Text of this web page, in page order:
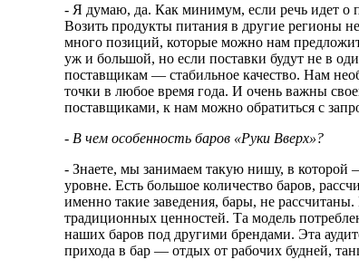
- Я думаю, да. Как минимум, если речь идет о
Возить продукты питания в другие регионы
много позиций, которые можно нам
уж и большой, но если поставки будут не в
поставщикам — стабильное качество. Нам
точки в любое время года. И очень важны
поставщиками, к нам можно обратиться с
- В чем особенность баров «Руки Вверх»?
- Знаете, мы занимаем такую нишу, в которой
уровне. Есть большое количество баров,
именно такие заведения, бары, не
традиционных ценностей. Та модель
наших баров под другими брендами. Эта
прихода в бар — отдых от рабочих будней,